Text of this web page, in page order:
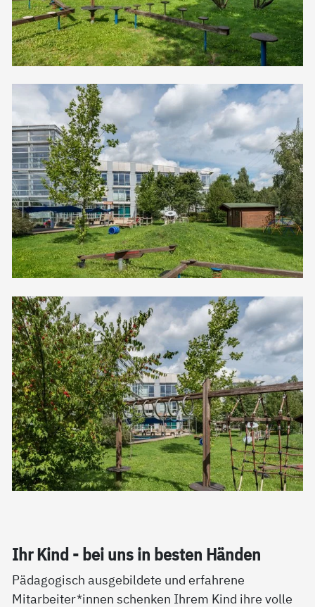
Ihr Kind - bei uns in bes­ten Hän­den
Pädagogisch ausgebildete und erfahrene
Mitarbeiter*innen schenken Ihrem Kind ihre volle